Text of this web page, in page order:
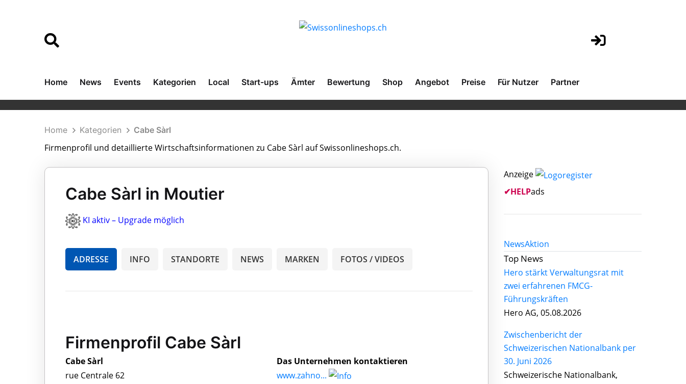
Home News Events Kategorien Local Start-ups Ämter Bewertung Shop Angebot Preise Für Nutzer Partner
Home Kategorien Cabe Sàrl
Firmenprofil und detaillierte Wirtschaftsinformationen zu Cabe Sàrl auf Swissonlineshops.ch.
Cabe Sàrl in Moutier
KI aktiv – Upgrade möglich
ADRESSE INFO STANDORTE NEWS MARKEN FOTOS / VIDEOS
Firmenprofil Cabe Sàrl
Cabe Sàrl
rue Centrale 62
Das Unternehmen kontaktieren
www.zahno...
Anzeige
✔HELPads
NewsAktion
Top News
Hero stärkt Verwaltungsrat mit
zwei erfahrenen FMCG-
Führungskräften
Hero AG, 05.08.2026
Zwischenbericht der
Schweizerischen Nationalbank per
30. Juni 2026
Schweizerische Nationalbank,